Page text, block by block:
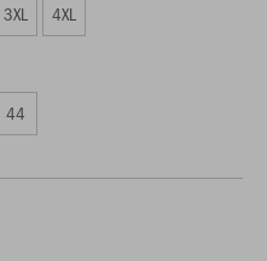
3XL 4XL
44